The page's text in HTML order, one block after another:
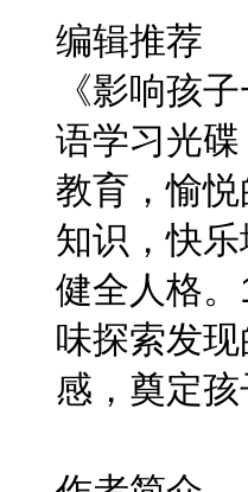
编辑推荐
《影响孩
语学习光
教育，愉
知识，快
健全人格
味探索发
感，奠定